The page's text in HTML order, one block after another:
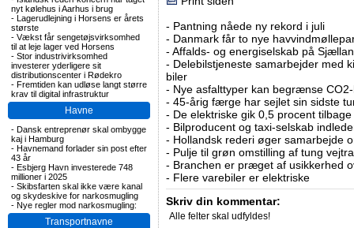
nyt kølehus i Aarhus i brug
- Lagerudlejning i Horsens er årets
største
- Vækst får sengetøjsvirksomhed
til at leje lager ved Horsens
- Stor industrivirksomhed
investerer yderligere sit
distributionscenter i Rødekro
- Fremtiden kan udløse langt større
krav til digital infrastruktur
Havne
- Dansk entreprenør skal ombygge
kaj i Hamburg
- Havnemand forlader sin post efter
43 år
- Esbjerg Havn investerede 748
millioner i 2025
- Skibsfarten skal ikke være kanal
og skydeskive for narkosmugling
- Nye regler mod narkosmugling:
Transportnavne
- Pantning nåede ny rekord i juli
- Danmark får to nye
- Affalds- og energiselskab på
- Delebilstjeneste samarbejder med
biler
- Nye asfalttyper kan begrænse
- 45-årig færge har sejlet sin sidste
- De elektriske gik 0,5 procent tilbage
- Bilproducent og taxi-selskab
- Hollandsk rederi øger samarbejde
- Pulje til grøn omstilling af tung
- Branchen er præget af usikkerhed
- Flere varebiler er elektriske
Skriv din kommentar:
Alle felter skal udfyldes!